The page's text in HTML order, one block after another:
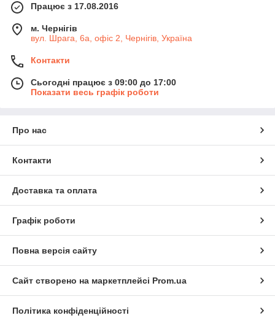
Працює з 17.08.2016
м. Чернігів
вул. Шрага, 6а, офіс 2, Чернігів, Україна
Контакти
Сьогодні працює з 09:00 до 17:00
Показати весь графік роботи
Про нас
Контакти
Доставка та оплата
Графік роботи
Повна версія сайту
Сайт створено на маркетплейсі Prom.ua
Політика конфіденційності